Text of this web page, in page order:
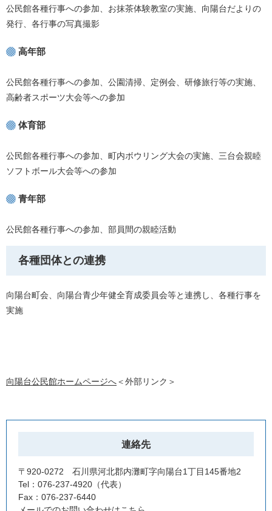
公民館各種行事への参加、お抹茶体験教室の実施、向陽台だよりの
発行、各行事の写真撮影
高年部
公民館各種行事への参加、公園清掃、定例会、研修旅行等の実施、
高齢者スポーツ大会等への参加
体育部
公民館各種行事への参加、町内ボウリング大会の実施、三台会親睦
ソフトボール大会等への参加
青年部
公民館各種行事への参加、部員間の親睦活動
各種団体との連携
向陽台町会、向陽台青少年健全育成委員会等と連携し、各種行事を
実施
向陽台公民館ホームページへ＜外部リンク＞
連絡先
〒920-0272 石川県河北郡内灘町字向陽台1丁目145番地2
Tel：076-237-4920
代表
Fax：076-237-6440